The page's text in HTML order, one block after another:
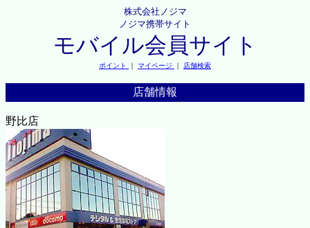
株式会社ノジマ
ノジマ携帯サイト
モバイル会員サイト
ポイント ｜ マイページ ｜ 店舗検索
店舗情報
野比店